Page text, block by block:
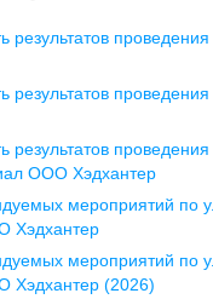
д. 10,
д. 2А, этаж 3,
результатов
результатов
результатов
ООО Хэдхантер
мероприятий по
Хэдхантер
мероприятий по
Хэдхантер (2026)